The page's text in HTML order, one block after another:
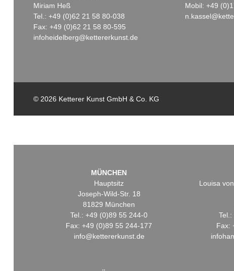
Miriam Heß
Tel.: +49 (0)62 21 58 80-038
Fax: +49 (0)62 21 58 80-595
infoheidelberg@kettererkunst.de
Mobil: +49
© 2026 Ketterer Kunst GmbH & Co. KG
MÜNCHEN
Hauptsitz
Joseph-Wild-Str. 18
81829 München
Tel.: +49 (0)89 55 244-0
Fax: +49 (0)89 55 244-177
info@kettererkunst.de
Louisa
Fax: